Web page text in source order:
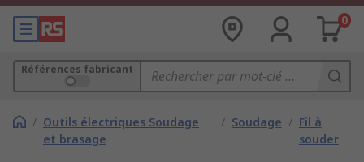
0
Références fabricant
/ Outils électriques Soudage
et brasage
/ Soudage / Fil à
souder